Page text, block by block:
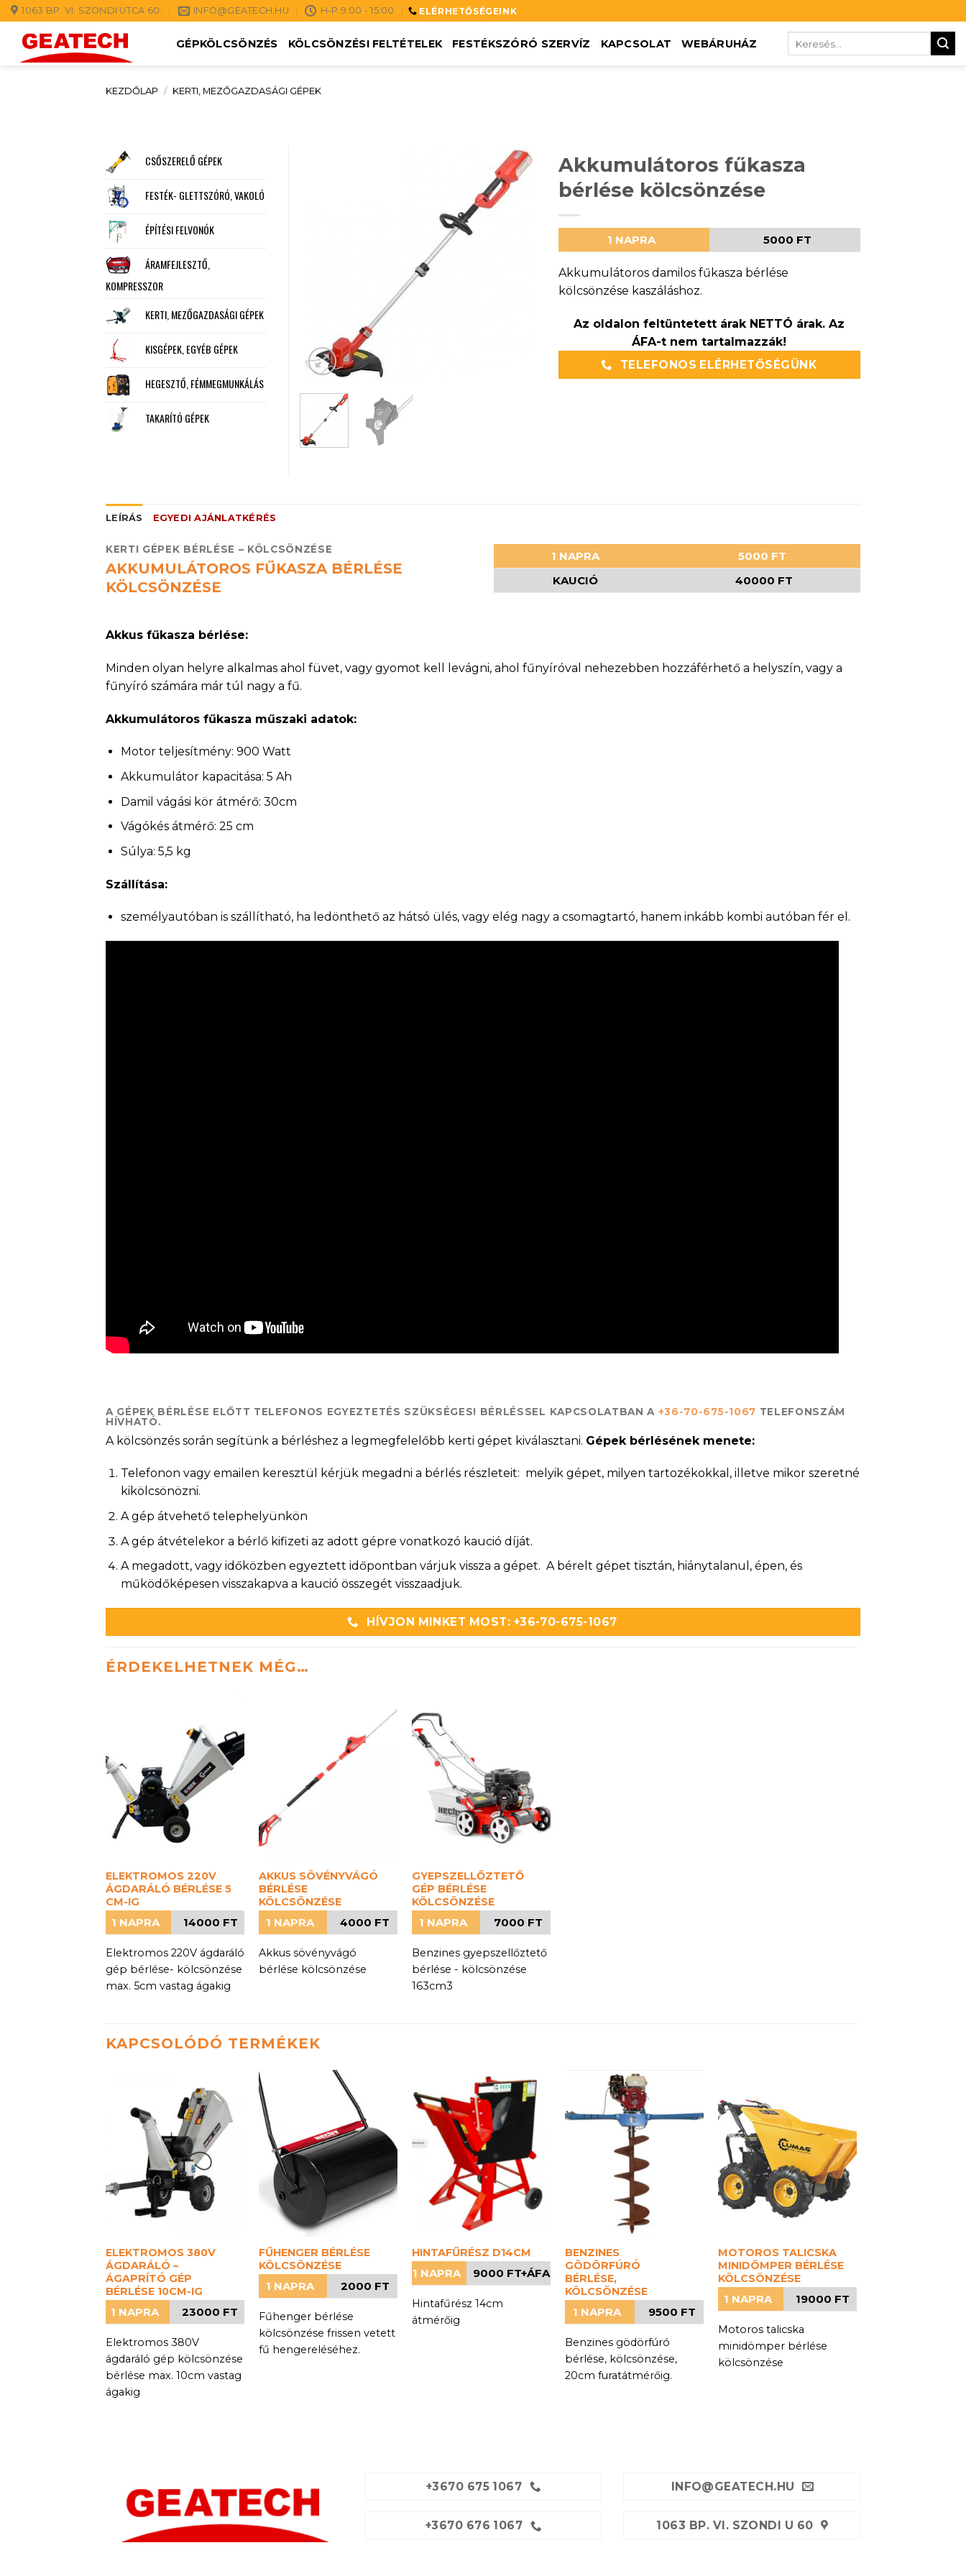
Skip
content
1063 BP. VI. SZONDI UTCA 60. INFO@GEATECH.HU H-P 9:00 - 15:00 ELÉRHETŐSÉGEINK
GÉPKÖLCSÖNZÉS KÖLCSÖNZÉSI FELTÉTELEK FESTÉKSZÓRÓ SZERVÍZ KAPCSOLAT WEBÁRUHÁZ
KEZDŐLAP / KERTI, MEZŐGAZDASÁGI GÉPEK
Akkumulátoros fűkasza
bérlése kölcsönzése
1 NAPRA 5000 FT
Akkumulátoros damilos fűkasza bérlése
kölcsönzése kaszáláshoz.
Az oldalon feltüntetett árak NETTÓ árak. Az
ÁFA-t nem tartalmazzák!
TELEFONOS ELÉRHETŐSÉGÜNK
CSŐSZERELŐ GÉPEK
FESTÉK- GLETTSZÓRÓ, VAKOLÓ
ÉPÍTÉSI FELVONÓK
ÁRAMFEJLESZTŐ,
KOMPRESSZOR
KERTI, MEZŐGAZDASÁGI GÉPEK
KISGÉPEK, EGYÉB GÉPEK
HEGESZTŐ, FÉMMEGMUNKÁLÁS
TAKARÍTÓ GÉPEK
LEÍRÁS EGYEDI AJÁNLATKÉRÉS
KERTI GÉPEK BÉRLÉSE – KÖLCSÖNZÉSE
AKKUMULÁTOROS FŰKASZA BÉRLÉSE
KÖLCSÖNZÉSE
1 NAPRA
5000 FT
KAUCIÓ
40000 FT
Akkus fűkasza bérlése:
Minden olyan helyre alkalmas ahol füvet, vagy gyomot kell levágni, ahol fűnyíróval nehezebben hozzáférhető a helyszín, vagy a
fűnyíró számára már túl nagy a fű.
Akkumulátoros fűkasza műszaki adatok:
Motor teljesítmény: 900 Watt
Akkumulátor kapacitása: 5 Ah
Damil vágási kör átmérő: 30cm
Vágókés átmérő: 25 cm
Súlya: 5,5 kg
Szállítása:
személyautóban is szállítható, ha ledönthető az hátsó ülés, vagy elég nagy a csomagtartó, hanem inkább kombi autóban fér el.
A GÉPEK BÉRLÉSE ELŐTT TELEFONOS EGYEZTETÉS SZÜKSÉGES! BÉRLÉSSEL KAPCSOLATBAN A +36-70-675-1067 TELEFONSZÁM
HÍVHATÓ.
A kölcsönzés során segítünk a bérléshez a legmegfelelőbb kerti gépet kiválasztani. Gépek bérlésének menete:
Telefonon vagy emailen keresztül kérjük megadni a bérlés részleteit: melyik gépet, milyen tartozékokkal, illetve mikor szeretné
kikölcsönözni.
A gép átvehető telephelyünkön
A gép átvételekor a bérlő kifizeti az adott gépre vonatkozó kaució díját.
A megadott, vagy időközben egyeztett időpontban várjuk vissza a gépet. A bérelt gépet tisztán, hiánytalanul, épen, és
működőképesen visszakapva a kaució összegét visszaadjuk.
HÍVJON MINKET MOST: +36-70-675-1067
ÉRDEKELHETNEK MÉG…
ELEKTROMOS 220V
ÁGDARÁLÓ BÉRLÉSE 5
CM-IG
1 NAPRA 14000 FT
Elektromos 220V ágdaráló
gép bérlése- kölcsönzése
max. 5cm vastag ágakig
AKKUS SÖVÉNYVÁGÓ
BÉRLÉSE
KÖLCSÖNZÉSE
1 NAPRA 4000 FT
Akkus sövényvágó
bérlése kölcsönzése
GYEPSZELLŐZTETŐ
GÉP BÉRLÉSE
KÖLCSÖNZÉSE
1 NAPRA 7000 FT
Benzines gyepszellőztető
bérlése - kölcsönzése
163cm3
KAPCSOLÓDÓ TERMÉKEK
ELEKTROMOS 380V
ÁGDARÁLÓ –
ÁGAPRÍTÓ GÉP
BÉRLÉSE 10CM-IG
1 NAPRA 23000 FT
Elektromos 380V
ágdaráló gép kölcsönzése
bérlése max. 10cm vastag
ágakig
FŰHENGER BÉRLÉSE
KÖLCSÖNZÉSE
1 NAPRA 2000 FT
Fűhenger bérlése
kölcsönzése frissen vetett
fű hengereléséhez.
HINTAFŰRÉSZ D14CM
1 NAPRA 9000 FT+ÁFA
Hintafűrész 14cm
átmérőig
BENZINES
GÖDÖRFÚRÓ
BÉRLÉSE,
KÖLCSÖNZÉSE
1 NAPRA 9500 FT
Benzines gödörfúró
bérlése, kölcsönzése,
20cm furatátmérőig.
MOTOROS TALICSKA
MINIDÖMPER BÉRLÉSE
KÖLCSÖNZÉSE
1 NAPRA 19000 FT
Motoros talicska
minidömper bérlése
kölcsönzése
+3670 675 1067
+3670 676 1067
INFO@GEATECH.HU
1063 BP. VI. SZONDI U 60